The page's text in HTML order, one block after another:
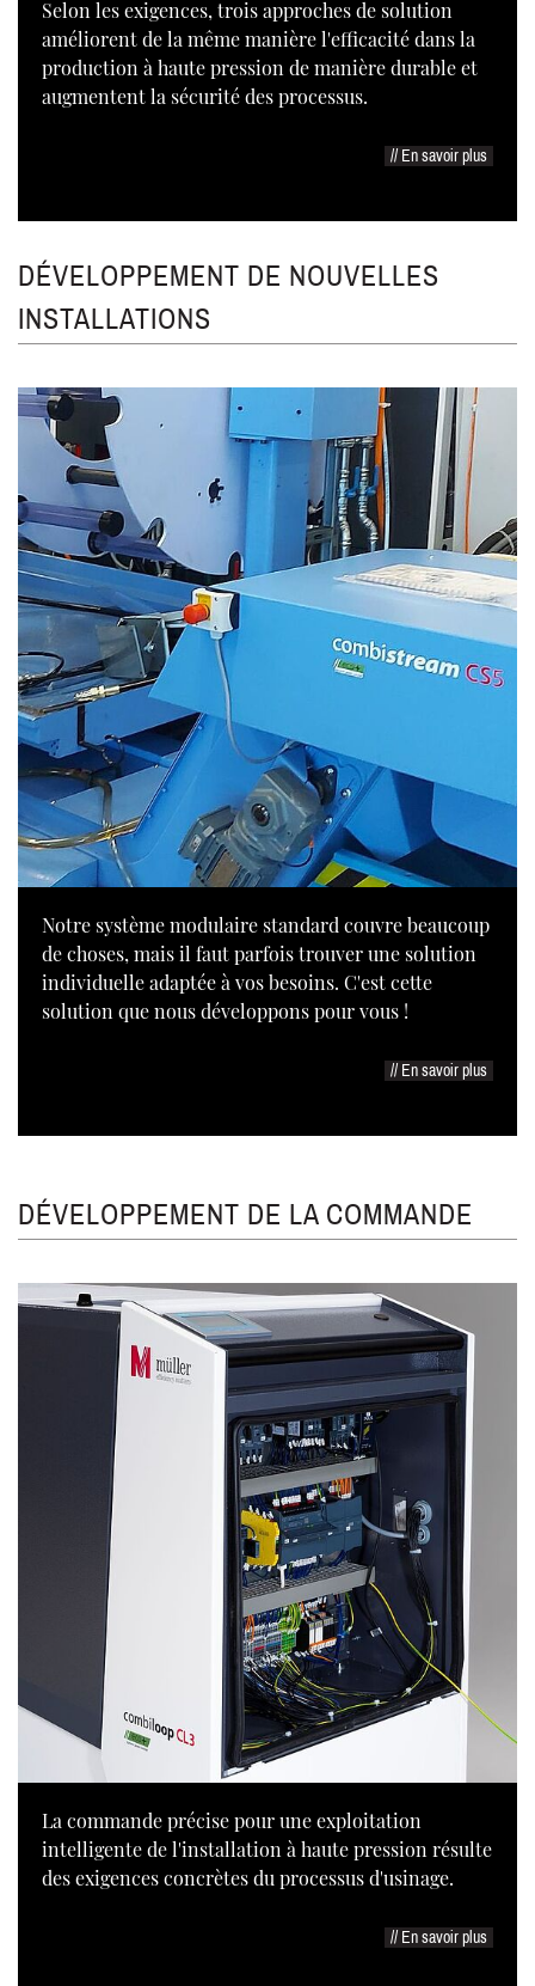
Selon les exigences, trois approches de solution
améliorent de la même manière l'efficacité dans la
production à haute pression de manière durable et
augmentent la sécurité des processus.
// En savoir plus
DÉVELOPPEMENT DE NOUVELLES
INSTALLATIONS
Notre système modulaire standard couvre beaucoup
de choses, mais il faut parfois trouver une solution
individuelle adaptée à vos besoins. C'est cette
solution que nous développons pour vous !
// En savoir plus
DÉVELOPPEMENT DE LA COMMANDE
La commande précise pour une exploitation
intelligente de l'installation à haute pression résulte
des exigences concrètes du processus d'usinage.
// En savoir plus